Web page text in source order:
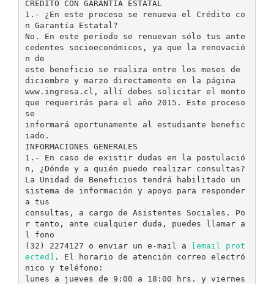
CREDITO CON GARANTÍA ESTATAL
1.- ¿En este proceso se renueva el Crédito co
n Garantía Estatal?
No. En este período se renuevan sólo tus ante
cedentes socioeconómicos, ya que la renovació
n de
este beneficio se realiza entre los meses de
diciembre y marzo directamente en la página
www.ingresa.cl, allí debes solicitar el monto
que requerirás para el año 2015. Este proceso
se
informará oportunamente al estudiante benefic
iado.
INFORMACIONES GENERALES
1.- En caso de existir dudas en la postulació
n, ¿Dónde y a quién puedo realizar consultas?
La Unidad de Beneficios tendrá habilitado un
sistema de información y apoyo para responder
a tus
consultas, a cargo de Asistentes Sociales. Po
r tanto, ante cualquier duda, puedes llamar a
l fono
(32) 2274127 o enviar un e-mail a
[email prot
ected] . El horario de atención correo electró
nico y teléfono:
lunes a jueves de 9:00 a 18:00 hrs. y viernes